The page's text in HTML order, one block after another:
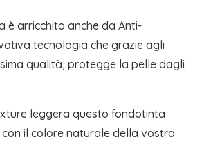
è arricchito anche da Anti-
tecnologia che grazie agli
qualità, protegge la pelle dagli
leggera questo fondotinta
il colore naturale della vostra